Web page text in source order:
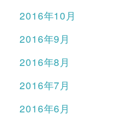
2016年10月
2016年9月
2016年8月
2016年7月
2016年6月